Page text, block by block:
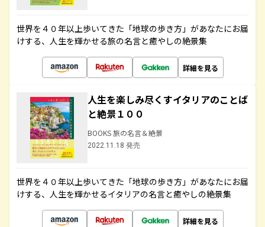
世界を４０年以上歩いてきた「地球の歩き方」があなたにお届
けする、人生を輝かせる旅の名言と癒やしの絶景集
詳細を見る
人生を楽しみ尽くすイタリアのことば
と絶景１００
BOOKS 旅の名言＆絶景
2022.11.18 発売
世界を４０年以上歩いてきた「地球の歩き方」があなたにお届
けする、人生を輝かせるイタリアの名言と癒やしの絶景集
詳細を見る